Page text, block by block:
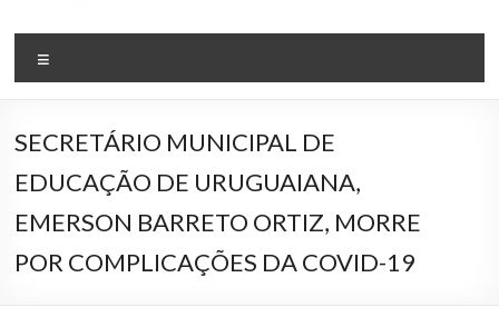
AMFRO
–
Associação
dos
Municípios
da
SECRETÁRIO MUNICIPAL DE
EDUCAÇÃO DE URUGUAIANA,
EMERSON BARRETO ORTIZ, MORRE
POR COMPLICAÇÕES DA COVID-19